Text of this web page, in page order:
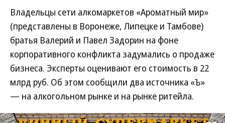
Владельцы сети алкомаркетов «Ароматный мир»
(представлены в Воронеже, Липецке и Тамбове)
братья Валерий и Павел Задорин на фоне
корпоративного конфликта задумались о продаже
бизнеса. Эксперты оценивают его стоимость в 22
млрд руб. Об этом сообщили два источника «Ъ»
— на алкогольном рынке и на рынке ритейла.